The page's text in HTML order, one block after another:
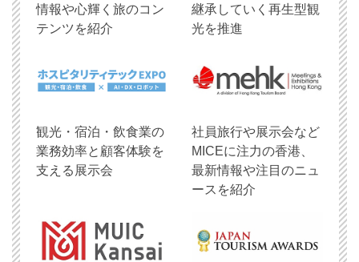
情報や心輝く旅のコン
テンツを紹介
継承していく再生型観
光を推進
観光・宿泊・飲食業の
業務効率と顧客体験を
支える展示会
社員旅行や展示会など
MICEに注力の香港、
最新情報や注目のニュ
ースを紹介